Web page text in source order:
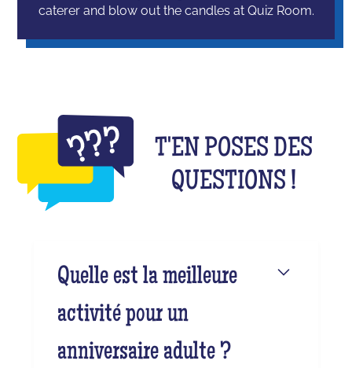
caterer and blow out the candles at Quiz Room.
T'EN POSES DES
QUESTIONS !
Quelle est la meilleure
activité pour un
anniversaire adulte ?